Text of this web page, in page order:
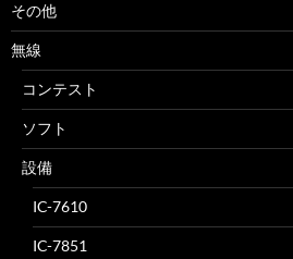
その他
無線
コンテスト
ソフト
設備
IC-7610
IC-7851